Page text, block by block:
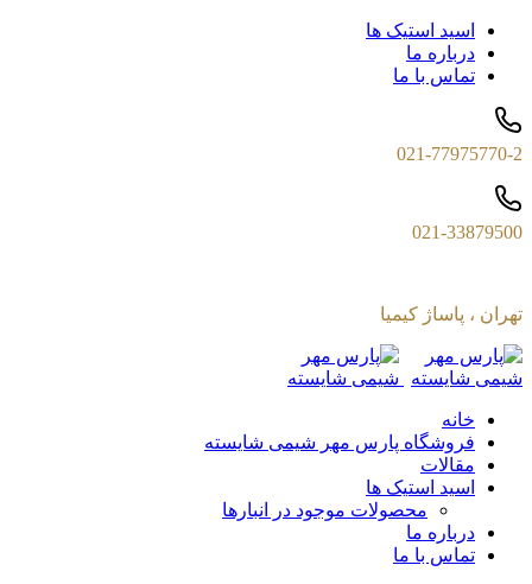
اسید استیک ها
درباره ما
تماس با ما
021-77975770-2
021-33879500
تهران ، پاساژ کیمیا
خانه
فروشگاه پارس مهر شیمی شایسته
مقالات
اسید استیک ها
محصولات موجود در انبارها
درباره ما
تماس با ما